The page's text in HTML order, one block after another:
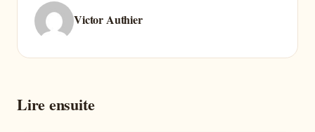
Victor Authier
Lire ensuite